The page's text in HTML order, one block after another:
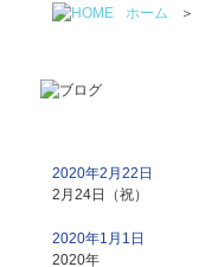
ホーム ＞
2020年2月22日
2月24日（祝）
2020年1月1日
2020年